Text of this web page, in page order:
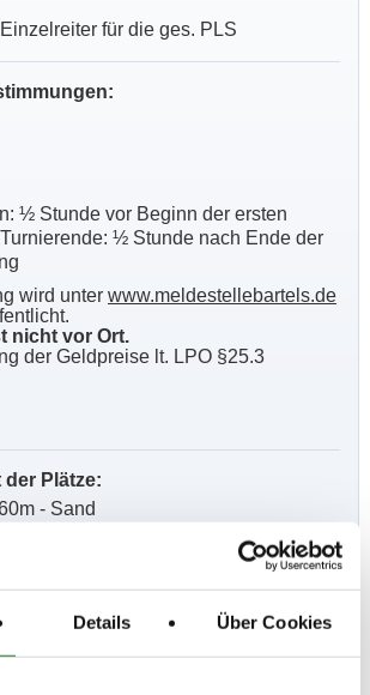
Details Über Cookies
für die ges. PLS
½ Stunde vor Beginn der ersten
½ Stunde nach Ende der
wird unter www.meldestellebartels.de
nicht vor Ort.
der Geldpreise lt. LPO §25.3
Plätze:
- Sand
Sand
- Gras
Sand